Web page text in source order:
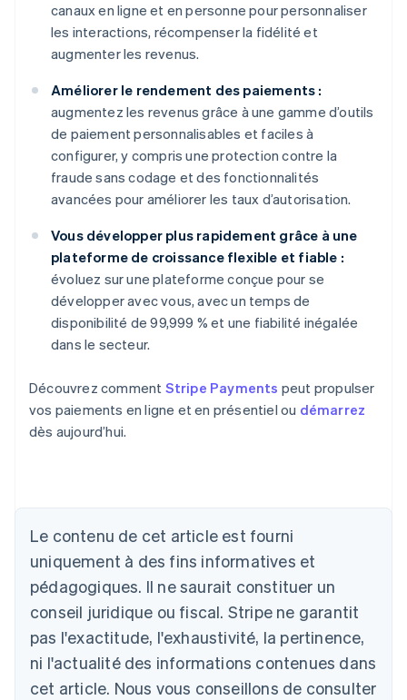
canaux en ligne et en personne pour personnaliser
les interactions, récompenser la fidélité et
augmenter les revenus.
Améliorer le rendement des paiements :
augmentez les revenus grâce à une gamme d’outils
de paiement personnalisables et faciles à
configurer, y compris une protection contre la
fraude sans codage et des fonctionnalités
avancées pour améliorer les taux d’autorisation.
Vous développer plus rapidement grâce à une
plateforme de croissance flexible et fiable :
évoluez sur une plateforme conçue pour se
développer avec vous, avec un temps de
disponibilité de 99,999 % et une fiabilité inégalée
dans le secteur.
Découvrez comment Stripe Payments peut propulser
vos paiements en ligne et en présentiel ou démarrez
dès aujourd’hui.
Le contenu de cet article est fourni
uniquement à des fins informatives et
pédagogiques. Il ne saurait constituer un
conseil juridique ou fiscal. Stripe ne garantit
pas l'exactitude, l'exhaustivité, la pertinence,
ni l'actualité des informations contenues dans
cet article. Nous vous conseillons de consulter
Allemagne
DeutschEnglish
Australie
English
Autriche
Deutsch English
Belgique
NederlandsFrançaisDeutschEnglish
Brésil